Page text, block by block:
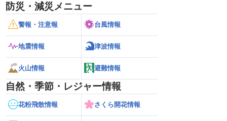
防災・減災メニュー
警報・注意報 台風情報
地震情報 津波情報
火山情報 避難情報
自然・季節・レジャー情報
花粉飛散情報 さくら開花情報